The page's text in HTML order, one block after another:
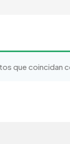
que coincidan